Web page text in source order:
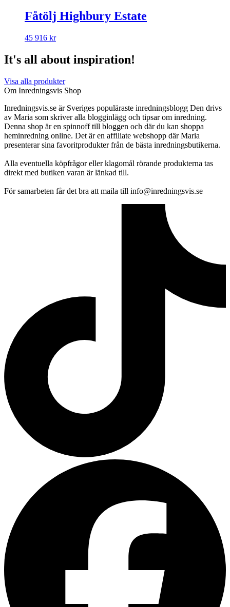
Fåtölj Highbury Estate
45 916 kr
It's all about inspiration!
Visa alla produkter
Om Inredningsvis Shop
Inredningsvis.se är Sveriges populäraste inredningsblogg Den drivs
av Maria som skriver alla blogginlägg och tipsar om inredning.
Denna shop är en spinnoff till bloggen och där du kan shoppa
heminredning online. Det är en affiliate webshopp där Maria
presenterar sina favoritprodukter från de bästa inredningsbutikerna.
Alla eventuella köpfrågor eller klagomål rörande produkterna tas
direkt med butiken varan är länkad till.
För samarbeten får det bra att maila till info@inredningsvis.se